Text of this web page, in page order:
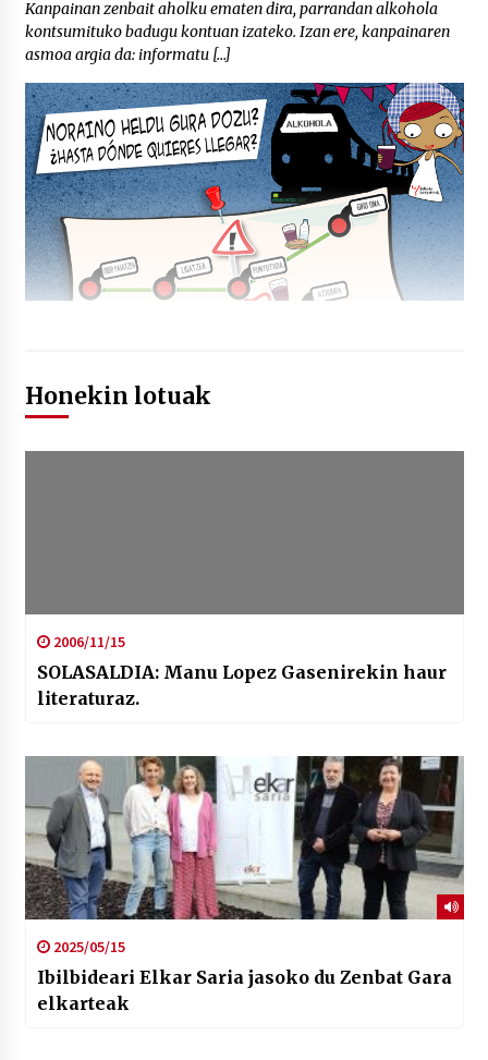
Kanpainan zenbait aholku ematen dira, parrandan alkohola
kontsumituko badugu kontuan izateko. Izan ere, kanpainaren
asmoa argia da: informatu […]
Honekin lotuak
2006/11/15
SOLASALDIA: Manu Lopez Gasenirekin haur
literaturaz.
2025/05/15
Ibilbideari Elkar Saria jasoko du Zenbat Gara
elkarteak